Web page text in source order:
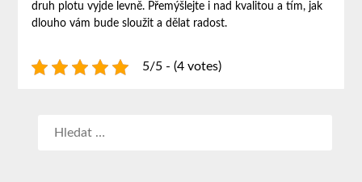
druh plotu vyjde levně. Přemýšlejte i nad kvalitou a tím, jak
dlouho vám bude sloužit a dělat radost.
5/5 - (4 votes)